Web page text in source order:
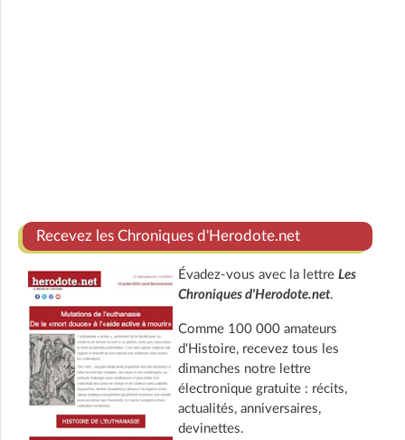
Recevez les Chroniques d'Herodote.net
Évadez-vous avec la lettre Les
Chroniques d'Herodote.net.
Comme 100 000 amateurs
d'Histoire, recevez tous les
dimanches notre lettre
électronique gratuite : récits,
actualités, anniversaires,
devinettes.